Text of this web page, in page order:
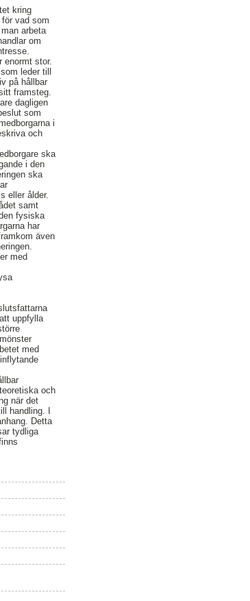
kring
vad som
arbeta
om
enormt stor.
leder till
på hållbar
framsteg.
dagligen
som
i
och
ska
i den
ska
eller ålder.
samt
fysiska
har
även
med
uppfylla
med
och
när det
handling. I
Detta
tydliga